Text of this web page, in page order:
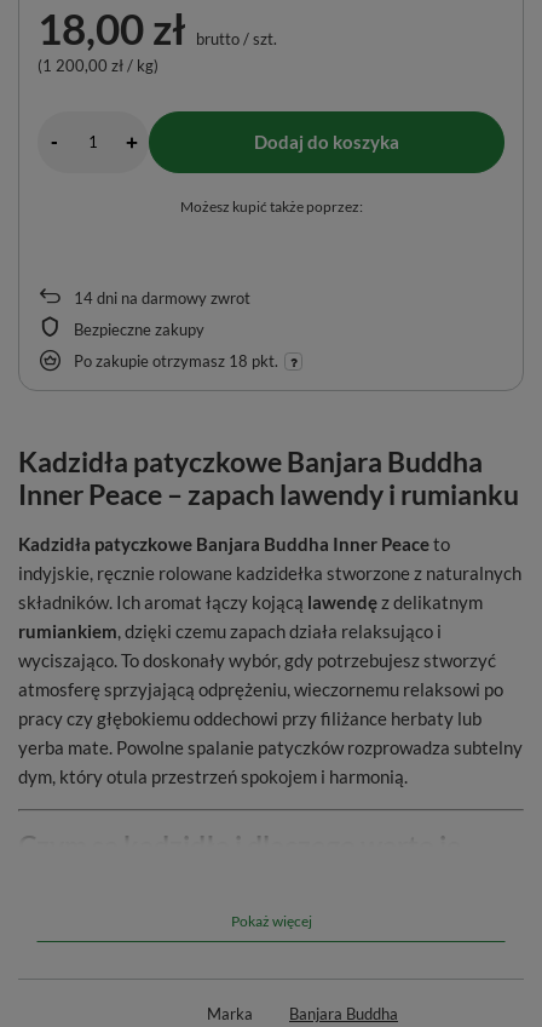
14dni na darmowy zwrot
Bezpieczne zakupy
Po zakupie otrzymasz 18 pkt.
18,00 zł brutto/szt.
(1 200,00 zł / kg)
- + Dodaj do koszyka
Możesz kupić także poprzez:
Kadzidła patyczkowe Banjara Buddha
Inner Peace – zapach lawendy i rumianku
Kadzidła patyczkowe Banjara Buddha Inner Peaceto
indyjskie, ręcznie rolowane kadzidełka stworzone z naturalnych
składników. Ich aromat łączy kojącą lawendęz delikatnym
rumiankiem, dzięki czemu zapach działa relaksująco i
wyciszająco. To doskonały wybór, gdy potrzebujesz stworzyć
atmosferę sprzyjającą odprężeniu, wieczornemu relaksowi po
pracy czy głębokiemu oddechowi przy filiżance herbaty lub
yerba mate. Powolne spalanie patyczków rozprowadza subtelny
dym, który otula przestrzeń spokojem i harmonią.
Czym są kadzidła i dlaczego warto je
to nie tylko sposób na odświeżenie powietrza i
wieków, łącząc świat ludzki z mistyczną sferą naszej
rzeczywistości. W zależności od kompozycji zapachowej
Pokaż więcej
Marka
Banjara Buddha